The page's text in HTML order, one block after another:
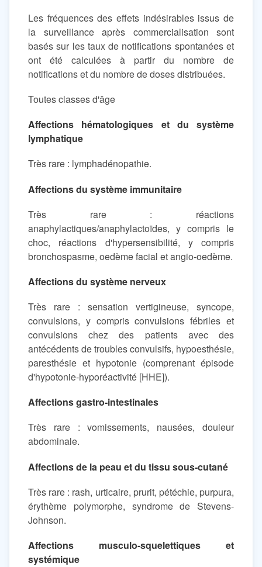
Les fréquences des effets indésirables issus de
la surveillance après commercialisation sont
basés sur les taux de notifications spontanées et
ont été calculées à partir du nombre de
notifications et du nombre de doses distribuées.
Toutes classes d'âge
Affections hématologiques et du système
lymphatique
Très rare : lymphadénopathie.
Affections du système immunitaire
Très rare : réactions
anaphylactiques/anaphylactoïdes, y compris le
choc, réactions d'hypersensibilité, y compris
bronchospasme, oedème facial et angio-oedème.
Affections du système nerveux
Très rare : sensation vertigineuse, syncope,
convulsions, y compris convulsions fébriles et
convulsions chez des patients avec des
antécédents de troubles convulsifs, hypoesthésie,
paresthésie et hypotonie (comprenant épisode
d'hypotonie-hyporéactivité [HHE]).
Affections gastro-intestinales
Très rare : vomissements, nausées, douleur
abdominale.
Affections de la peau et du tissu sous-cutané
Très rare : rash, urticaire, prurit, pétéchie, purpura,
érythème polymorphe, syndrome de Stevens-
Johnson.
Affections musculo-squelettiques et
systémique